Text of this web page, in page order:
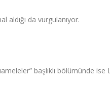
aldığı da vurgulanıyor.
başlıklı bölümünde ise